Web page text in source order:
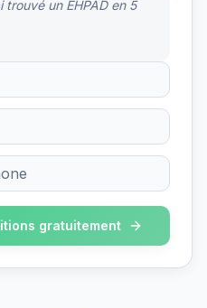
un EHPAD en 5
gratuitement